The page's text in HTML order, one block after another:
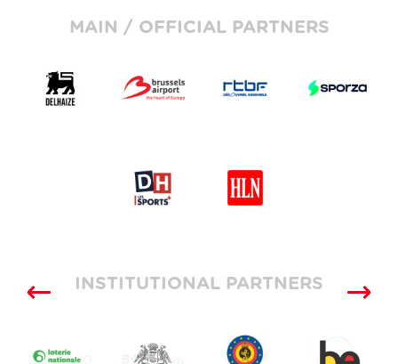
MAIN / OFFICIAL PARTNERS
SUPPLIERS
INSTITUTIONAL PARTNERS